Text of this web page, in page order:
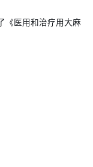
《医用和治疗用大麻